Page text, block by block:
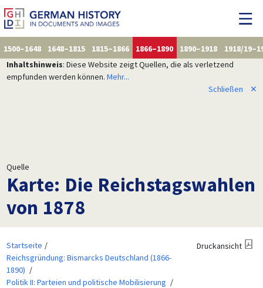
1500–1648 1648–1815 1815–1866 1866–1890 1890–1918
1918/
Inhaltshinweis: Diese Website zeigt Quellen, die als verletzend
empfunden werden können. Mehr...
Schließen
✕
Quelle
Karte: Die Reichstagswahlen
von 1878
Startseite
Reichsgründung: Bismarcks Deutschland (1866-
1890)
Politik II: Parteien und politische Mobilisierung
Druckansicht